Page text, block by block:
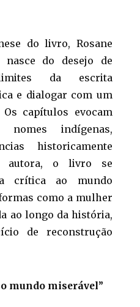
do livro, Rosane
do desejo de
da escrita
e dialogar com um
capítulos evocam
indígenas,
historicamente
autora, o livro se
crítica ao mundo
como a mulher
ao longo da história,
de reconstrução
mundo miserável”